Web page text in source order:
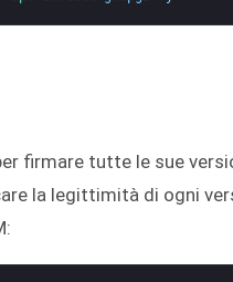
firmare tutte le sue
la legittimità di ogni